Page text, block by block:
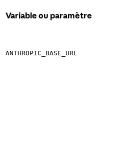
Variable ou paramètre
ANTHROPIC_BASE_URL